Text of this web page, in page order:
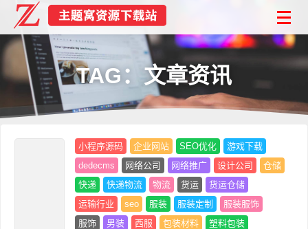
TAG：文章资讯
小程序源码 企业网站 SEO优化
游戏下载
dedecms
网络公司 网络推广 设计公司
仓储
快递
快递物流 物流 货运
货运仓储
运输行业
seo 服装 服装定制
服装服饰
服饰
男装 西服 包装材料
塑料包装